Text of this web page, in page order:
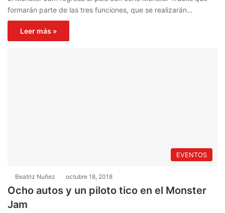
formarán parte de las tres funciones, que se realizarán…
Leer más »
EVENTOS
Beatriz Nuñez octubre 18, 2018
Ocho autos y un piloto tico en el Monster
Jam